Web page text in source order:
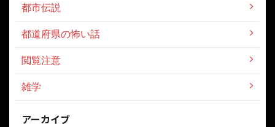
都市伝説
都道府県の怖い話
閲覧注意
雑学
アーカイブ